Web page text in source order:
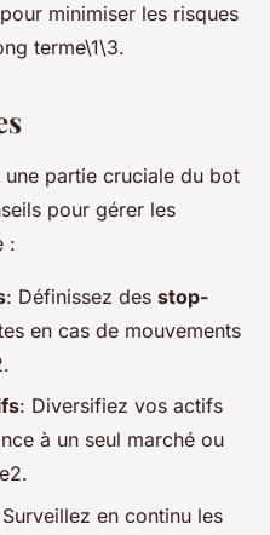
minimiser les risques
terme\1\3.
une partie cruciale du bot
pour gérer les
:
: Définissez des stop-
en cas de mouvements
: Diversifiez vos actifs
à un seul marché ou
en continu les